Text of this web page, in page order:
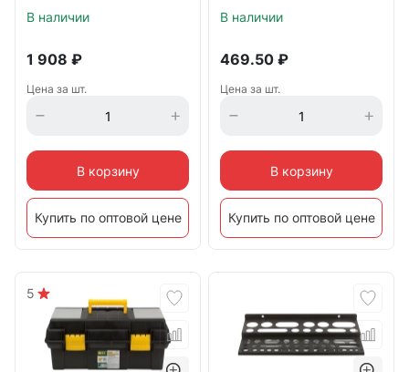
В наличии
1 908 ₽
Цена за шт.
В корзину
Купить по оптовой цене
В наличии
469.50 ₽
Цена за шт.
В корзину
Купить по оптовой цене
5